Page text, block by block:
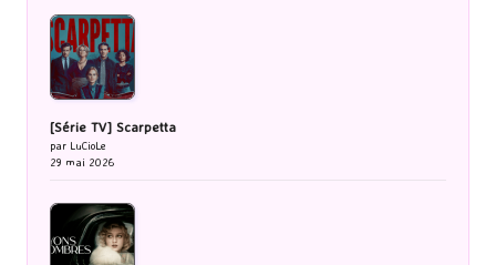
[Série TV] Scarpetta
par LuCioLe
29 mai 2026